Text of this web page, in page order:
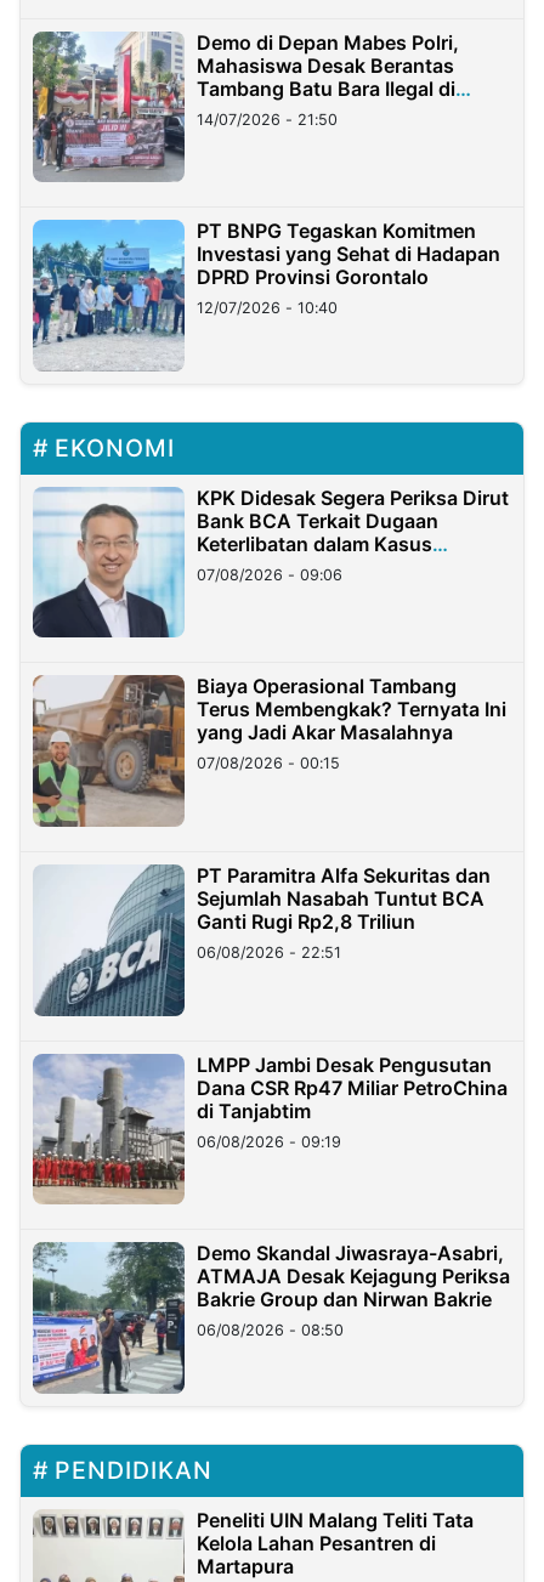
Demo di Depan Mabes Polri,
Mahasiswa Desak Berantas
Tambang Batu Bara Ilegal di
Lampung
14/07/2026 - 21:50
PT BNPG Tegaskan Komitmen
Investasi yang Sehat di Hadapan
DPRD Provinsi Gorontalo
12/07/2026 - 10:40
EKONOMI
KPK Didesak Segera Periksa Dirut
Bank BCA Terkait Dugaan
Keterlibatan dalam Kasus
Hilangnya Dana Nasabah Rp2,58
Miliar
07/08/2026 - 09:06
Biaya Operasional Tambang
Terus Membengkak? Ternyata Ini
yang Jadi Akar Masalahnya
07/08/2026 - 00:15
PT Paramitra Alfa Sekuritas dan
Sejumlah Nasabah Tuntut BCA
Ganti Rugi Rp2,8 Triliun
06/08/2026 - 22:51
LMPP Jambi Desak Pengusutan
Dana CSR Rp47 Miliar PetroChina
di Tanjabtim
06/08/2026 - 09:19
Demo Skandal Jiwasraya-Asabri,
ATMAJA Desak Kejagung Periksa
Bakrie Group dan Nirwan Bakrie
06/08/2026 - 08:50
PENDIDIKAN
Peneliti UIN Malang Teliti Tata
Kelola Lahan Pesantren di
Martapura